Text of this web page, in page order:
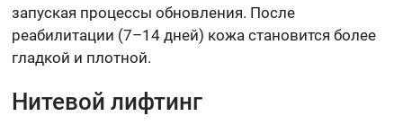
запуская процессы обновления. После
реабилитации (7–14 дней) кожа становится более
гладкой и плотной.
Нитевой лифтинг